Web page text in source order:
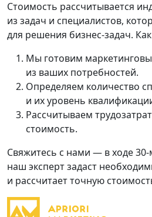
Стоимость рассчитывается
из задач и специалистов,
для решения бизнес-задач.
Мы готовим
из ваших потребностей.
Определяем количество
и их уровень
Рассчитываем
стоимость.
Свяжитесь с нами — в ходе
наш эксперт задаст
и рассчитает точную